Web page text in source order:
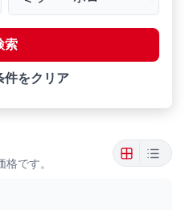
索
件をクリア
です。